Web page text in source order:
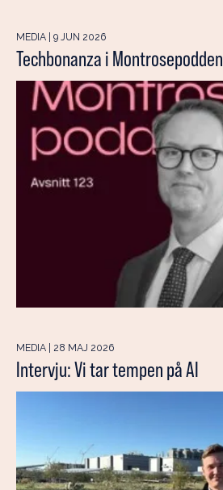
MEDIA | 9 JUN 2026
Techbonanza i Montrosepodden
MEDIA | 28 MAJ 2026
Intervju: Vi tar tempen på AI